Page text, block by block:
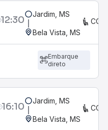
12:30 Jardim, MS
Bela Vista, MS
Embarque
direto
16:10 Jardim, MS
Bela Vista, MS